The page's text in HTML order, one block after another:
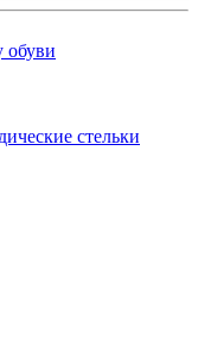
обуви
стельки